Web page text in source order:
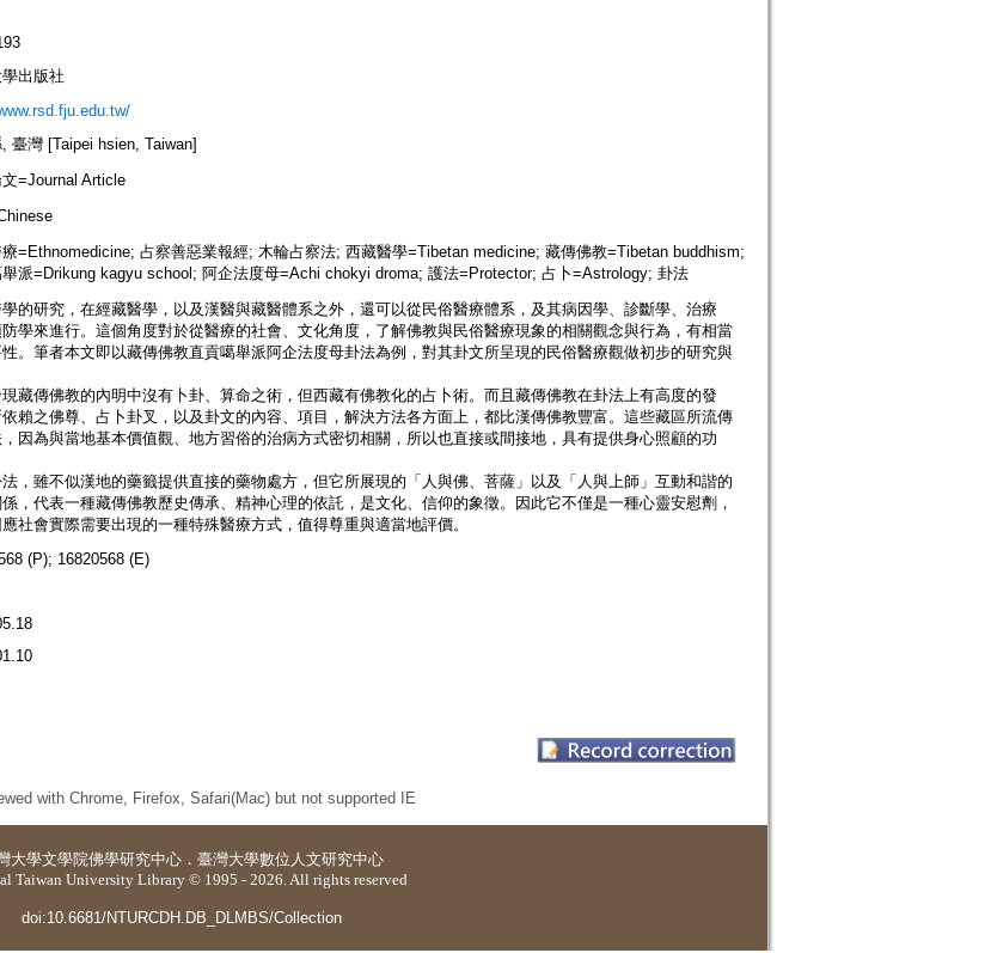
出版社
臺灣 [Taipei hsien, Taiwan]
=Journal Article
療=Ethnomedicine; 占察善惡業報經; 木輪占察法; 西藏醫學=Tibetan medicine; 藏傳佛教=Tibetan buddhism;
派=Drikung kagyu school; 阿企法度母=Achi chokyi droma; 護法=Protector; 占卜=Astrology; 卦法
的研究，在經藏醫學，以及漢醫與藏醫體系之外，還可以從民俗醫療體系，及其病因學、診斷學、治療
學來進行。這個角度對於從醫療的社會、文化角度，了解佛教與民俗醫療現象的相關觀念與行為，有相當
。筆者本文即以藏傳佛教直貢噶舉派阿企法度母卦法為例，對其卦文所呈現的民俗醫療觀做初步的研究與
藏傳佛教的內明中沒有卜卦、算命之術，但西藏有佛教化的占卜術。而且藏傳佛教在卦法上有高度的發
賴之佛尊、占卜卦叉，以及卦文的內容、項目，解決方法各方面上，都比漢傳佛教豐富。這些藏區所流傳
因為與當地基本價值觀、地方習俗的治病方式密切相關，所以也直接或間接地，具有提供身心照顧的功
，雖不似漢地的藥籤提供直接的藥物處方，但它所展現的「人與佛、菩薩」以及「人與上師」互動和諧的
，代表一種藏傳佛教歷史傳承、精神心理的依託，是文化、信仰的象徵。因此它不僅是一種心靈安慰劑，
社會實際需要出現的一種特殊醫療方式，值得尊重與適當地評價。
(P); 16820568 (E)
with Chrome, Firefox, Safari(Mac) but not supported IE
大學文學院佛學研究中心 ． 臺灣大學數位人文研究中心
Taiwan University Library © 1995 - 2026. All rights reserved
doi:10.6681/NTURCDH.DB_DLMBS/Collection